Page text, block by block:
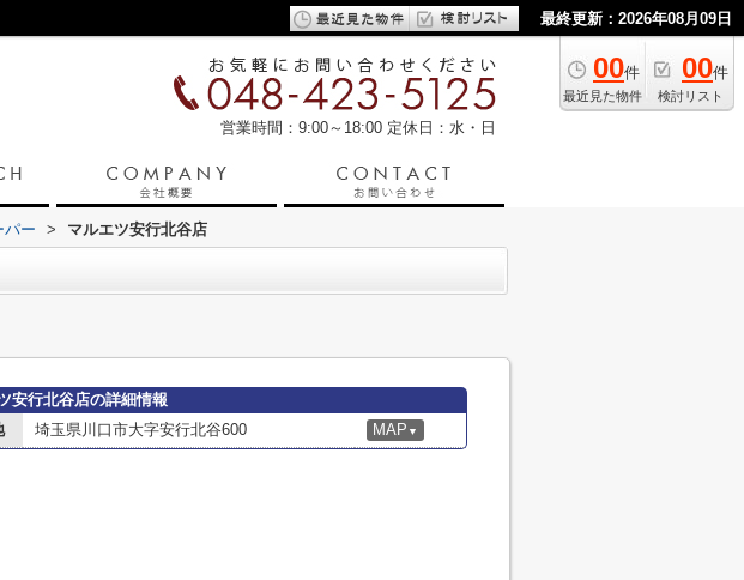
最終更新：2026年08月09日
00件
最近見た物件
00件
検討リスト
営業時間：9:00～18:00 定休日：水・日
パー > マルエツ安行北谷店
安行北谷店の詳細情報
埼玉県川口市大字安行北谷600 MAP ▼